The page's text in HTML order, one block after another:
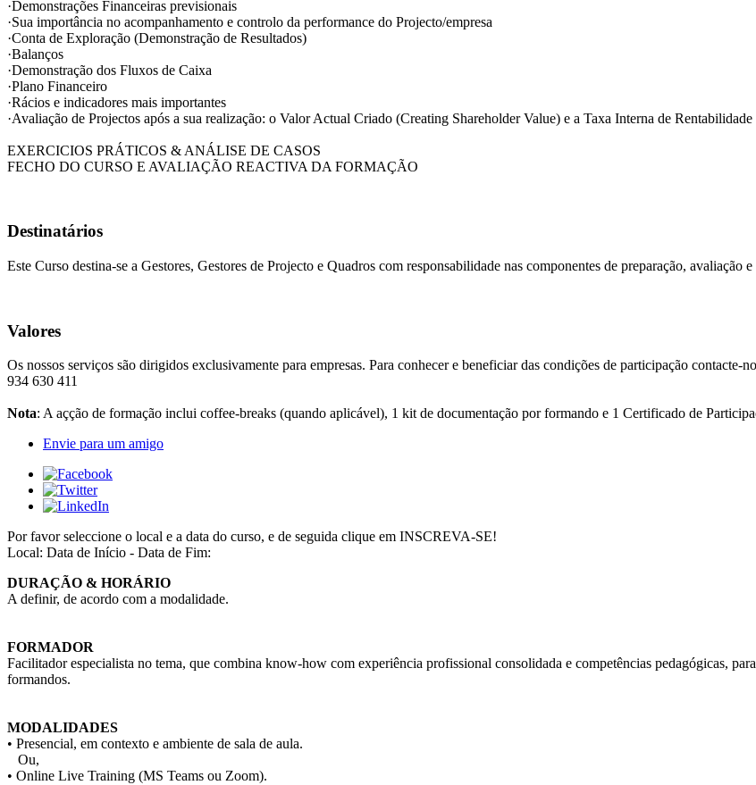
·Demonstrações Financeiras previsionais
·Sua importância no acompanhamento e controlo da performance do Projecto/empresa
·Conta de Exploração (Demonstração de Resultados)
·Balanços
·Demonstração dos Fluxos de Caixa
·Plano Financeiro
·Rácios e indicadores mais importantes
·Avaliação de Projectos após a sua realização: o Valor Actual Criado (Creating Shareholder Value) e a Taxa Interna de
EXERCICIOS PRÁTICOS & ANÁLISE DE CASOS
FECHO DO CURSO E AVALIAÇÃO REACTIVA DA FORMAÇÃO
Destinatários
Este Curso destina-se a Gestores, Gestores de Projecto e Quadros com responsabilidade nas componentes de preparação, avaliação
Valores
Os nossos serviços são dirigidos exclusivamente para empresas. Para conhecer e beneficiar das condições de participação contacte-
934 630 411
Nota: A açção de formação inclui coffee-breaks (quando aplicável), 1 kit de documentação por formando e 1 Certificado de
Envie para um amigo
Por favor seleccione o local e a data do curso, e de seguida clique em INSCREVA-SE!
Local: Data de Início - Data de Fim:
DURAÇÃO & HORÁRIO
A definir, de acordo com a modalidade.
FORMADOR
Facilitador especialista no tema, que combina know-how com experiência profissional consolidada e competências pedagógicas,
formandos.
MODALIDADES
• Presencial, em contexto e ambiente de sala de aula.
Ou,
• Online Live Training (MS Teams ou Zoom).